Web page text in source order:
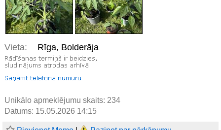
Vieta: Rīga, Bolderāja
Unikālo apmeklējumu skaits: 234
Datums: 15.05.2026 14:15